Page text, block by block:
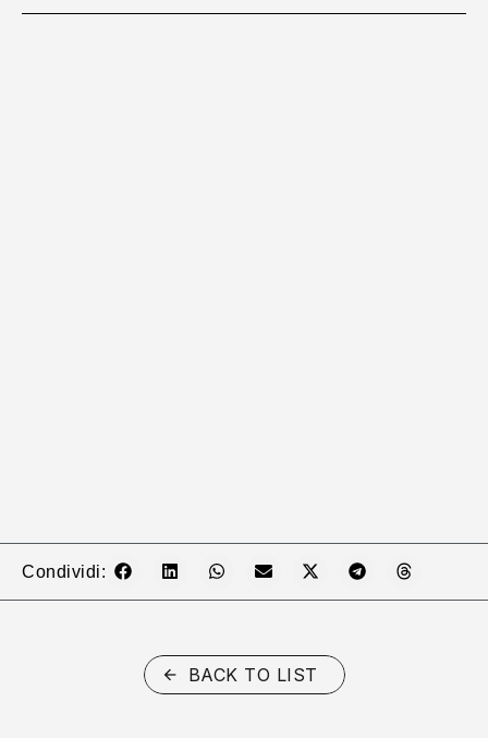
Condividi:
BACK TO LIST